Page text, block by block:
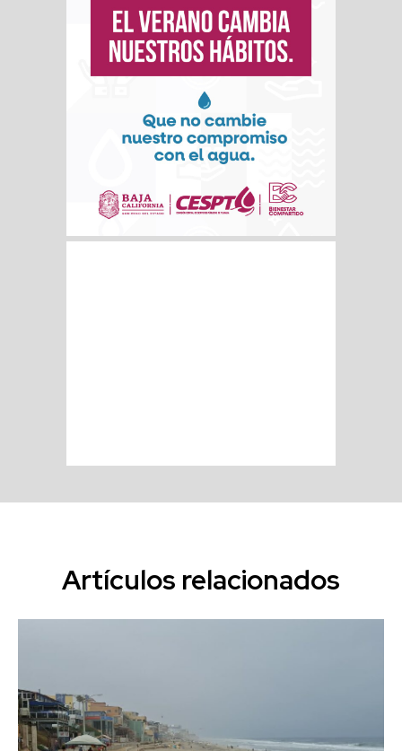
Artículos relacionados